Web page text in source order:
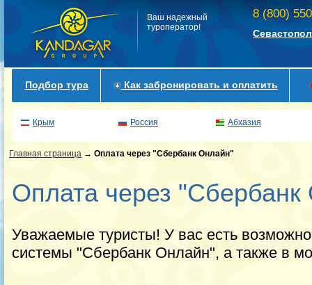
Ваш надежный
туроператор!
8 (800)
Подбор тура Как забронировать и оплатить
Крым Россия Абхазия
Главная страница → Оплата через "Сбербанк Онлайн"
Оплата через
Уважаемые туристы! У вас есть
системы "Сбербанк Онлайн", а также в